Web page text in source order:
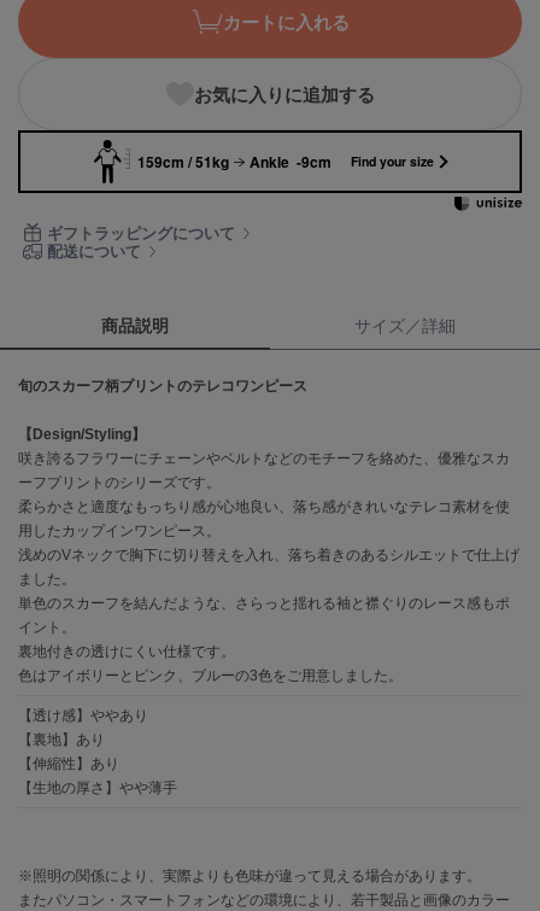
Barbour
バブアー
ビヨンドクローゼット
Calvin Klein
カルバン・クライン
Clarks Premium
クラークス
CODE A
コードエー
COLE HAAN
コール ハーン
CONVERSE
コンバース
DANSKIN
ダンスキン
エイミー イストワール
カートに入れる
お気に入りに追加する
159cm / 51kg Ankle -9cm Find your size
ギフトラッピングについて
配送について
商品説明 サイズ／詳細
旬のスカーフ柄プリントのテレコワンピース
【Design/Styling】
咲き誇るフラワーにチェーンやベルトなどのモチーフを絡めた、優雅なスカ
ーフプリントのシリーズです。
柔らかさと適度なもっちり感が心地良い、落ち感がきれいなテレコ素材を使
用したカップインワンピース。
浅めのVネックで胸下に切り替えを入れ、落ち着きのあるシルエットで仕上げ
ました。
単色のスカーフを結んだような、さらっと揺れる袖と襟ぐりのレース感もポ
イント。
裏地付きの透けにくい仕様です。
色はアイボリーとピンク、ブルーの3色をご用意しました。
【透け感】ややあり
【裏地】あり
【伸縮性】あり
【生地の厚さ】やや薄手
※照明の関係により、実際よりも色味が違って見える場合があります。
またパソコン・スマートフォンなどの環境により、若干製品と画像のカラー